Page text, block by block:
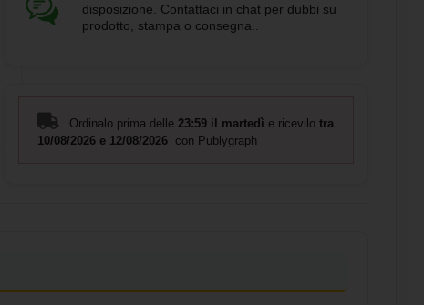
disposizione. Contattaci in chat per dubbi su
prodotto, stampa o consegna..
Ordinalo prima delle 23:59 il martedì e ricevilo tra
10/08/2026 e 12/08/2026 con Publygraph